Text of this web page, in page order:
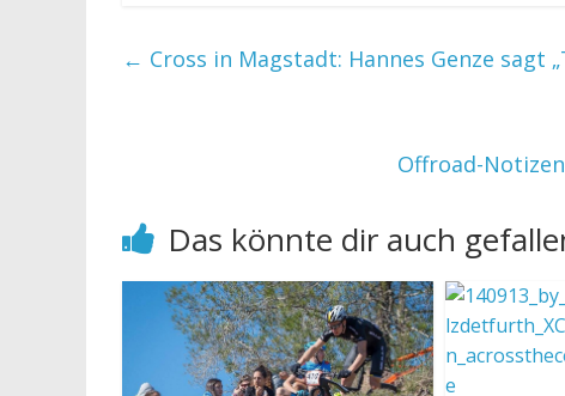
← Cross in Magstadt: Hannes Genze sagt
Offroad-
Das könnte dir auch